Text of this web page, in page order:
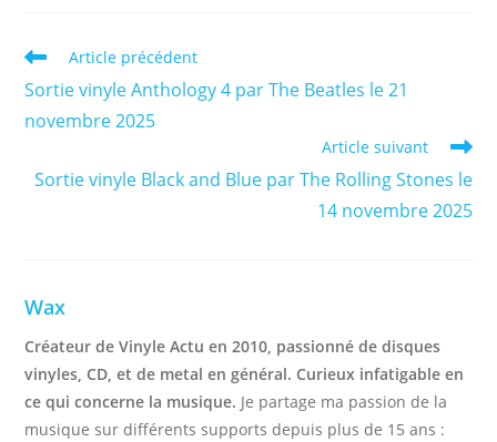
Read
articles
Article précédent
Sortie vinyle Anthology 4 par The Beatles le 21
novembre 2025
Article suivant
Sortie vinyle Black and Blue par The Rolling Stones le
14 novembre 2025
Wax
Créateur de Vinyle Actu en 2010, passionné de disques
vinyles, CD, et de metal en général. Curieux infatigable en
ce qui concerne la musique. Je partage ma passion de la
musique sur différents supports depuis plus de 15 ans :